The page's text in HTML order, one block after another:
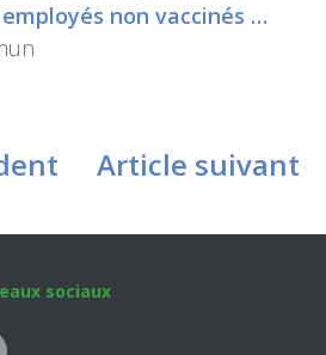
non vaccinés …
Article suivant
sociaux